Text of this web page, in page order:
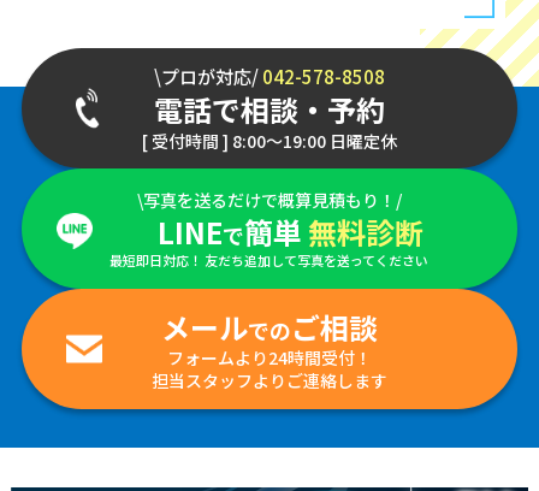
\プロが対応/042-578-8508
電話で相談・予約
[ 受付時間 ] 8:00～19:00 日曜定休
\写真を送るだけで概算見積もり！/
LINEで簡単 無料診断
最短即日対応！ 友だち追加して写真を送ってください
メールでのご相談
フォームより24時間受付！
担当スタッフよりご連絡します